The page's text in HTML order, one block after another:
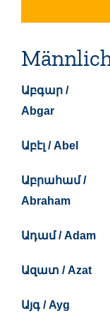
Աբգար /
Abgar
Աբէլ / Abel
Աբրահամ /
Abraham
Ադամ / Adam
Ազատ / Azat
Այգ / Ayg